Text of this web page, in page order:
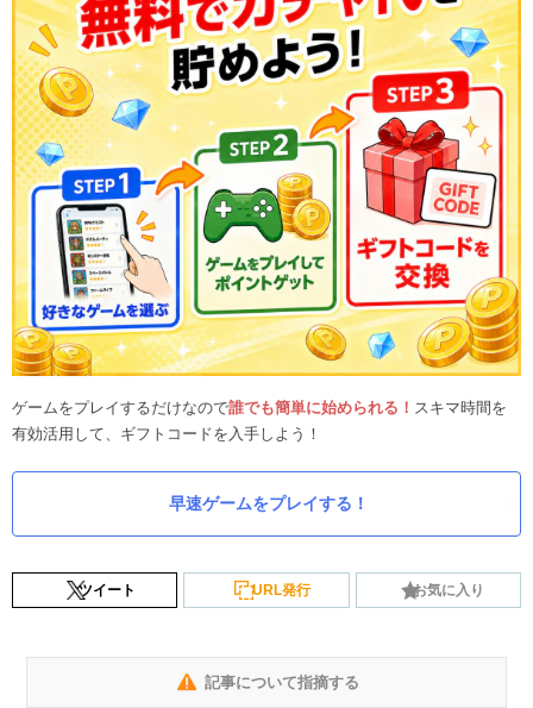
ゲームをプレイするだけなので誰でも簡単に始められる！ スキマ時間を
有効活用して、ギフトコードを入手しよう！
早速ゲームをプレイする！
ツイート URL発行 お気に入り
記事について指摘する